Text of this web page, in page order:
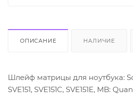
ОПИСАНИЕ НАЛИЧИЕ
Шлейф матрицы для ноутбука:
SVE151, SVE151C, SVE151E, MB: